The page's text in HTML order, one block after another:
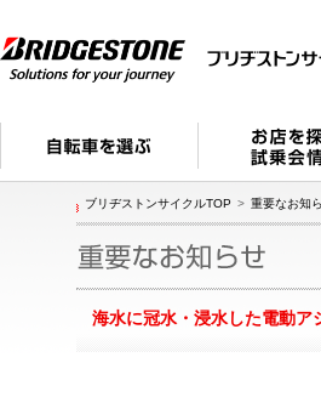
ブリヂストンサイクルTOP 重要なお知
海水に冠水・浸水した電動ア